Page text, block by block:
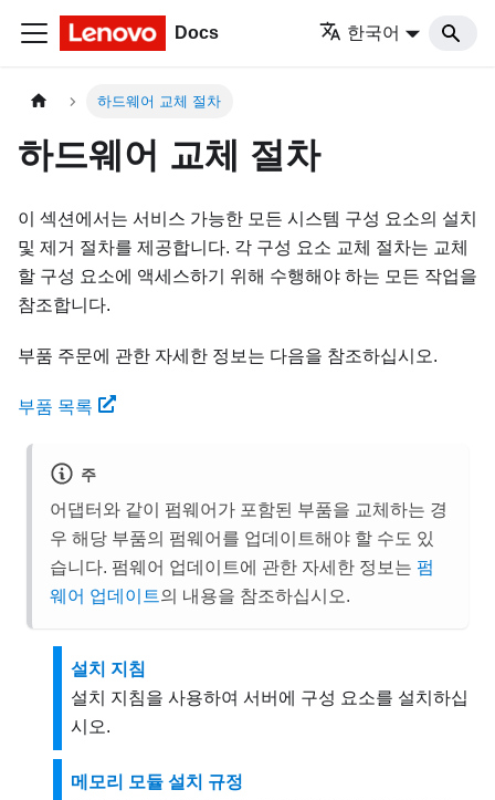
Docs 한국어
하드웨어 교체 절차
하드웨어 교체 절차
이 섹션에서는 서비스 가능한 모든 시스템 구성 요소의 설치
및 제거 절차를 제공합니다. 각 구성 요소 교체 절차는 교체
할 구성 요소에 액세스하기 위해 수행해야 하는 모든 작업을
참조합니다.
부품 주문에 관한 자세한 정보는 다음을 참조하십시오.
부품 목록
주
어댑터와 같이 펌웨어가 포함된 부품을 교체하는 경
우 해당 부품의 펌웨어를 업데이트해야 할 수도 있
습니다. 펌웨어 업데이트에 관한 자세한 정보는 펌
웨어 업데이트의 내용을 참조하십시오.
설치 지침
설치 지침을 사용하여 서버에 구성 요소를 설치하십
시오.
메모리 모듈 설치 규정